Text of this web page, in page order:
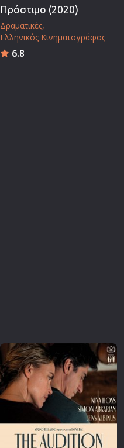
Πρόστιμο (2020)
Δραματικές
Ελληνικός Κινηματογράφος
6.8